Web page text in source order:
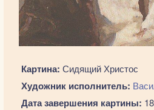
Картина: Сидящий Христос
Художник исполнитель:
Дата завершения картины: